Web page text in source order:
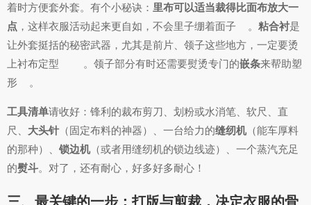
着时方便套外套。有个小秘诀： 里布可以适当裁得比面布放大一
点 ，这样衣服活动起来更自如，不会里子绷着面子 。粘合衬是
让外套挺括的秘密武器，尤其是前片、领子这些地方，一定要烫
上衬布定型
。领子部分有时还需要熨烫专门的嵌条来帮助塑
形
。
工具清单请收好：锋利的裁布剪刀、划粉或水消笔、软尺、直
尺、 大头针（固定布料的神器）、一台给力的缝纫机（能车厚料
的那种）、 锁边机（或者用缝纫机的锁边线迹）、一个蒸汽充足
的熨斗。对了，还有耐心，好多好多耐心！
三、最关键的一步：打版与剪裁，决定衣服的骨